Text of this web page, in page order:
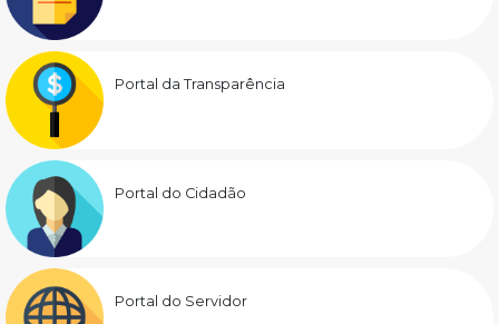
Portal da Transparência
Portal do Cidadão
Portal do Servidor